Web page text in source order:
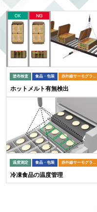
塗布検査 食品・包装 赤外線サーモグラフィ
ホットメルト有無検出
温度測定 食品・包装 赤外線サーモグラフィ
冷凍食品の温度管理